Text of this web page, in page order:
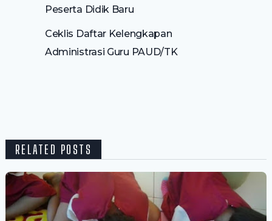
Peserta Didik Baru
Ceklis Daftar Kelengkapan
Administrasi Guru PAUD/TK
RELATED POSTS